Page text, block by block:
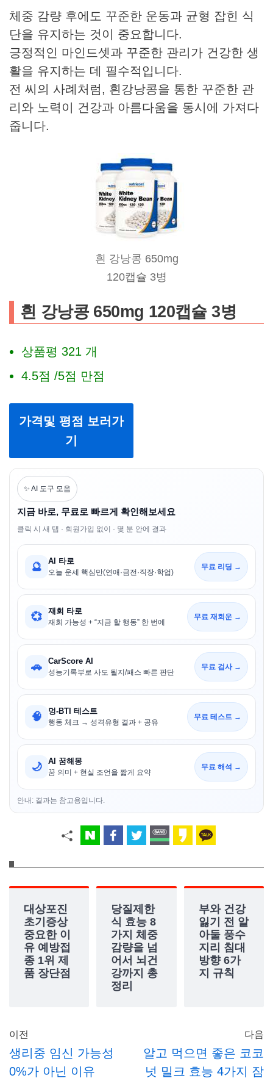
체중 감량 후에도 꾸준한 운동과 균형 잡힌 식
단을 유지하는 것이 중요합니다.
긍정적인 마인드셋과 꾸준한 관리가 건강한 생
활을 유지하는 데 필수적입니다.
전 씨의 사례처럼, 흰강낭콩을 통한 꾸준한 관
리와 노력이 건강과 아름다움을 동시에 가져다
줍니다.
흰 강낭콩 650mg
120캡슐 3병
흰 강낭콩 650mg 120캡슐 3병
상품평 321 개
4.5점 /5점 만점
가격및 평점 보러가
기
✨ AI 도구 모음
지금 바로, 무료로 빠르게 확인해보세요
클릭 시 새 탭 · 회원가입 없이 · 몇 분 안에 결과
🔮 AI 타로
오늘 운세 핵심만(연애·금전·직장·학업)
무료 리딩 →
💞 재회 타로
재회 가능성 + “지금 할 행동” 한 번에
무료 재회운 →
🚗 CarScore AI
성능기록부로 사도 될지/패스 빠른 판단
무료 검사 →
🧠 멍-BTI 테스트
행동 체크 → 성격유형 결과 + 공유
무료 테스트 →
🌙 AI 꿈해몽
꿈 의미 + 현실 조언을 짧게 요약
무료 해석 →
안내: 결과는 참고용입니다.
대상포진
초기증상
중요한 이
유 예방접
종 1위 제
품 장단점
당질제한
식 효능 8
가지 체중
감량을 넘
어서 뇌건
강까지 총
정리
부와 건강
잃기 전 알
아둘 풍수
지리 침대
방향 6가
지 규칙
이전
생리중 임신 가능성
0%가 아닌 이유
다음
알고 먹으면 좋은 코코
넛 밀크 효능 4가지 잠